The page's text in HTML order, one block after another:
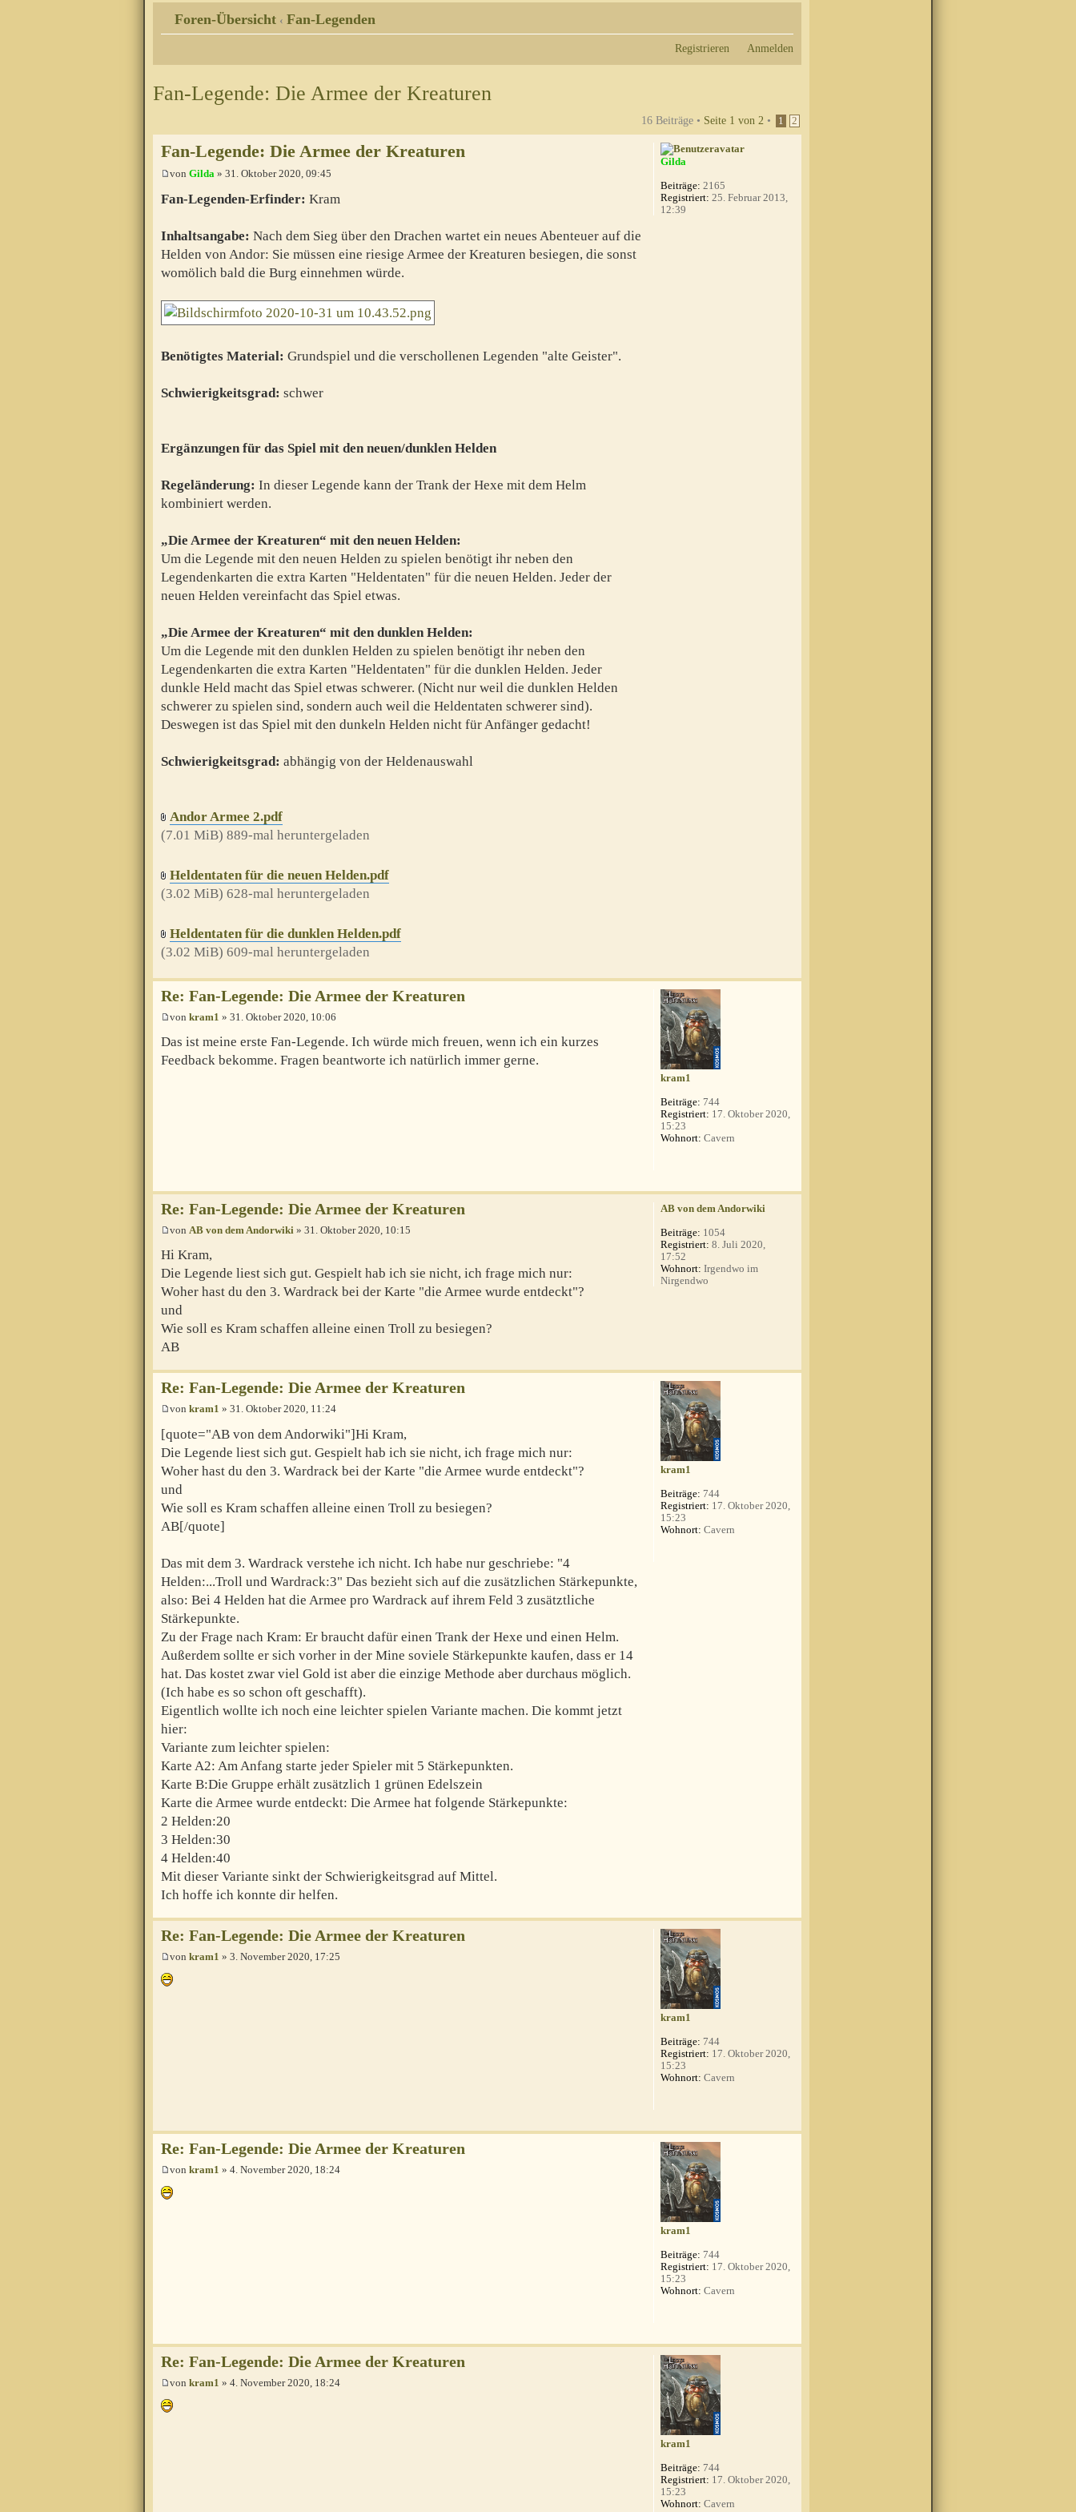
Foren-Übersicht ‹ Fan-Legenden
Registrieren Anmelden
Fan-Legende: Die Armee der Kreaturen
16 Beiträge • Seite 1 von 2 • 1 2
Fan-Legende: Die Armee der Kreaturen
von Gilda » 31. Oktober 2020, 09:45
Fan-Legenden-Erfinder: Kram
Inhaltsangabe: Nach dem Sieg über den Drachen wartet ein neues Abenteuer auf die
Helden von Andor: Sie müssen eine riesige Armee der Kreaturen besiegen, die sonst
womölich bald die Burg einnehmen würde.
Benötigtes Material: Grundspiel und die verschollenen Legenden "alte Geister".
Schwierigkeitsgrad: schwer
Ergänzungen für das Spiel mit den neuen/dunklen Helden
Regeländerung: In dieser Legende kann der Trank der Hexe mit dem Helm
kombiniert werden.
„Die Armee der Kreaturen“ mit den neuen Helden:
Um die Legende mit den neuen Helden zu spielen benötigt ihr neben den
Legendenkarten die extra Karten "Heldentaten" für die neuen Helden. Jeder der
neuen Helden vereinfacht das Spiel etwas.
„Die Armee der Kreaturen“ mit den dunklen Helden:
Um die Legende mit den dunklen Helden zu spielen benötigt ihr neben den
Legendenkarten die extra Karten "Heldentaten" für die dunklen Helden. Jeder
dunkle Held macht das Spiel etwas schwerer. (Nicht nur weil die dunklen Helden
schwerer zu spielen sind, sondern auch weil die Heldentaten schwerer sind).
Deswegen ist das Spiel mit den dunkeln Helden nicht für Anfänger gedacht!
Schwierigkeitsgrad: abhängig von der Heldenauswahl
Andor Armee 2.pdf
(7.01 MiB) 889-mal heruntergeladen
Heldentaten für die neuen Helden.pdf
(3.02 MiB) 628-mal heruntergeladen
Heldentaten für die dunklen Helden.pdf
(3.02 MiB) 609-mal heruntergeladen
Gilda
Beiträge: 2165
Registriert: 25. Februar 2013,
12:39
Re: Fan-Legende: Die Armee der Kreaturen
von kram1 » 31. Oktober 2020, 10:06
Das ist meine erste Fan-Legende. Ich würde mich freuen, wenn ich ein kurzes
Feedback bekomme. Fragen beantworte ich natürlich immer gerne.
kram1
Beiträge: 744
Registriert: 17. Oktober 2020,
15:23
Wohnort: Cavern
Re: Fan-Legende: Die Armee der Kreaturen
von AB von dem Andorwiki » 31. Oktober 2020, 10:15
Hi Kram,
Die Legende liest sich gut. Gespielt hab ich sie nicht, ich frage mich nur:
Woher hast du den 3. Wardrack bei der Karte "die Armee wurde entdeckt"?
und
Wie soll es Kram schaffen alleine einen Troll zu besiegen?
AB
AB von dem Andorwiki
Beiträge: 1054
Registriert: 8. Juli 2020,
17:52
Wohnort: Irgendwo im
Nirgendwo
Re: Fan-Legende: Die Armee der Kreaturen
von kram1 » 31. Oktober 2020, 11:24
[quote="AB von dem Andorwiki"]Hi Kram,
Die Legende liest sich gut. Gespielt hab ich sie nicht, ich frage mich nur:
Woher hast du den 3. Wardrack bei der Karte "die Armee wurde entdeckt"?
und
Wie soll es Kram schaffen alleine einen Troll zu besiegen?
AB[/quote]
Das mit dem 3. Wardrack verstehe ich nicht. Ich habe nur geschriebe: "4
Helden:...Troll und Wardrack:3" Das bezieht sich auf die zusätzlichen Stärkepunkte,
also: Bei 4 Helden hat die Armee pro Wardrack auf ihrem Feld 3 zusätztliche
Stärkepunkte.
Zu der Frage nach Kram: Er braucht dafür einen Trank der Hexe und einen Helm.
Außerdem sollte er sich vorher in der Mine soviele Stärkepunkte kaufen, dass er 14
hat. Das kostet zwar viel Gold ist aber die einzige Methode aber durchaus möglich.
(Ich habe es so schon oft geschafft).
Eigentlich wollte ich noch eine leichter spielen Variante machen. Die kommt jetzt
hier:
Variante zum leichter spielen:
Karte A2: Am Anfang starte jeder Spieler mit 5 Stärkepunkten.
Karte B:Die Gruppe erhält zusätzlich 1 grünen Edelszein
Karte die Armee wurde entdeckt: Die Armee hat folgende Stärkepunkte:
2 Helden:20
3 Helden:30
4 Helden:40
Mit dieser Variante sinkt der Schwierigkeitsgrad auf Mittel.
Ich hoffe ich konnte dir helfen.
kram1
Beiträge: 744
Registriert: 17. Oktober 2020,
15:23
Wohnort: Cavern
Re: Fan-Legende: Die Armee der Kreaturen
von kram1 » 3. November 2020, 17:25
kram1
Beiträge: 744
Registriert: 17. Oktober 2020,
15:23
Wohnort: Cavern
Re: Fan-Legende: Die Armee der Kreaturen
von kram1 » 4. November 2020, 18:24
kram1
Beiträge: 744
Registriert: 17. Oktober 2020,
15:23
Wohnort: Cavern
Re: Fan-Legende: Die Armee der Kreaturen
von kram1 » 4. November 2020, 18:24
kram1
Beiträge: 744
Registriert: 17. Oktober 2020,
15:23
Wohnort: Cavern